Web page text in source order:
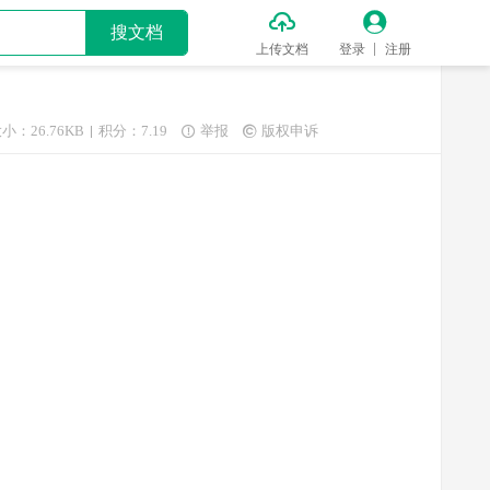
搜文档 
上传文档

登录 注册
：26.76KB 积分：7.19  举报  版权申诉